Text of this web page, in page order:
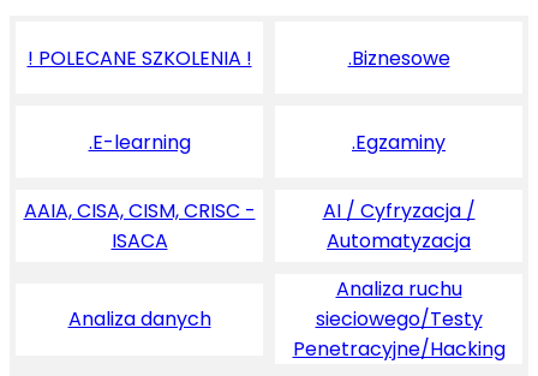
! POLECANE SZKOLENIA ! .Biznesowe
.E-learning .Egzaminy
AAIA, CISA, CISM, CRISC -
ISACA
AI / Cyfryzacja /
Automatyzacja
Analiza danych
Analiza ruchu
sieciowego/Testy
Penetracyjne/Hacking